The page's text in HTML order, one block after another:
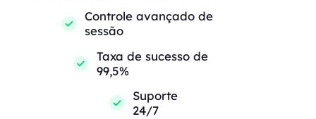
Controle avançado de
sessão
Taxa de sucesso de
99,5%
Suporte
24/7